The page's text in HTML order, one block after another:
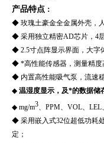
产品特点 ：
◆ 玫瑰土豪金全金属外壳，
◆ 采用独立精密AD芯片，4
◆ 2.5寸点阵显示界面，大字
◆ *高性能传感器，测量精度
◆ 内置高性能吸气泵，流速
◆ 温湿度显示，及*的数据储
◆ mg/m3 、PPM、VOL、
◆ 采用嵌入式32位超低功耗
定；